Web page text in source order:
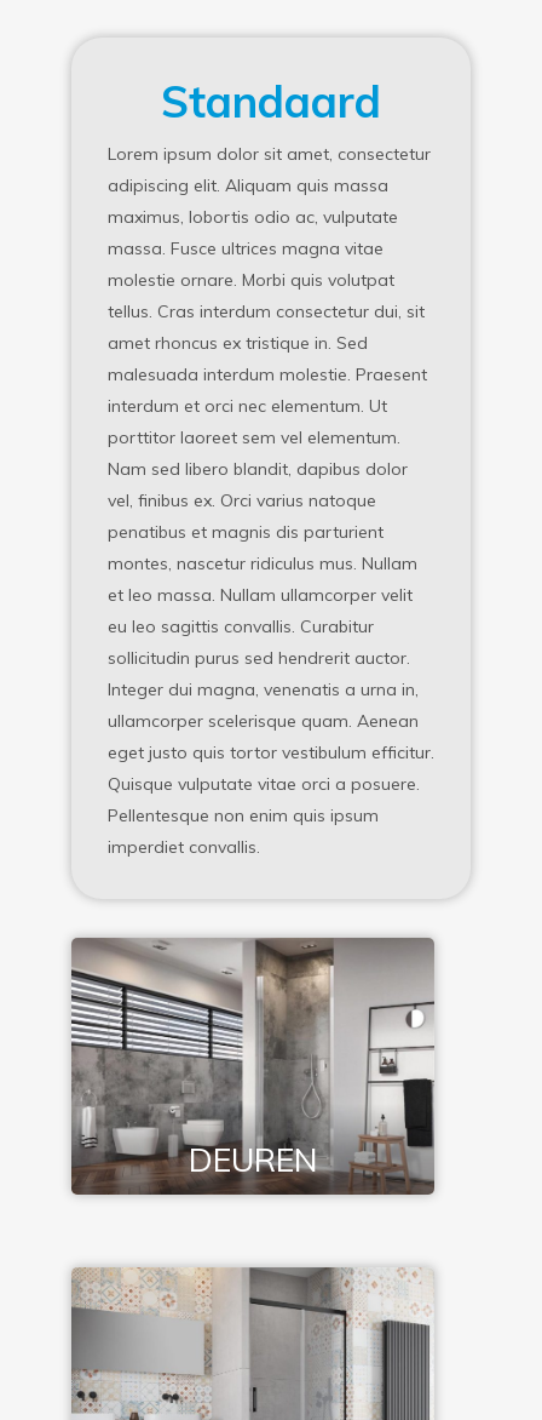
Standaard
Lorem ipsum dolor sit amet, consectetur
adipiscing elit. Aliquam quis massa
maximus, lobortis odio ac, vulputate
massa. Fusce ultrices magna vitae
molestie ornare. Morbi quis volutpat
tellus. Cras interdum consectetur dui, sit
amet rhoncus ex tristique in. Sed
malesuada interdum molestie. Praesent
interdum et orci nec elementum. Ut
porttitor laoreet sem vel elementum.
Nam sed libero blandit, dapibus dolor
vel, finibus ex. Orci varius natoque
penatibus et magnis dis parturient
montes, nascetur ridiculus mus. Nullam
et leo massa. Nullam ullamcorper velit
eu leo sagittis convallis. Curabitur
sollicitudin purus sed hendrerit auctor.
Integer dui magna, venenatis a urna in,
ullamcorper scelerisque quam. Aenean
eget justo quis tortor vestibulum efficitur.
Quisque vulputate vitae orci a posuere.
Pellentesque non enim quis ipsum
imperdiet convallis.
DEUREN